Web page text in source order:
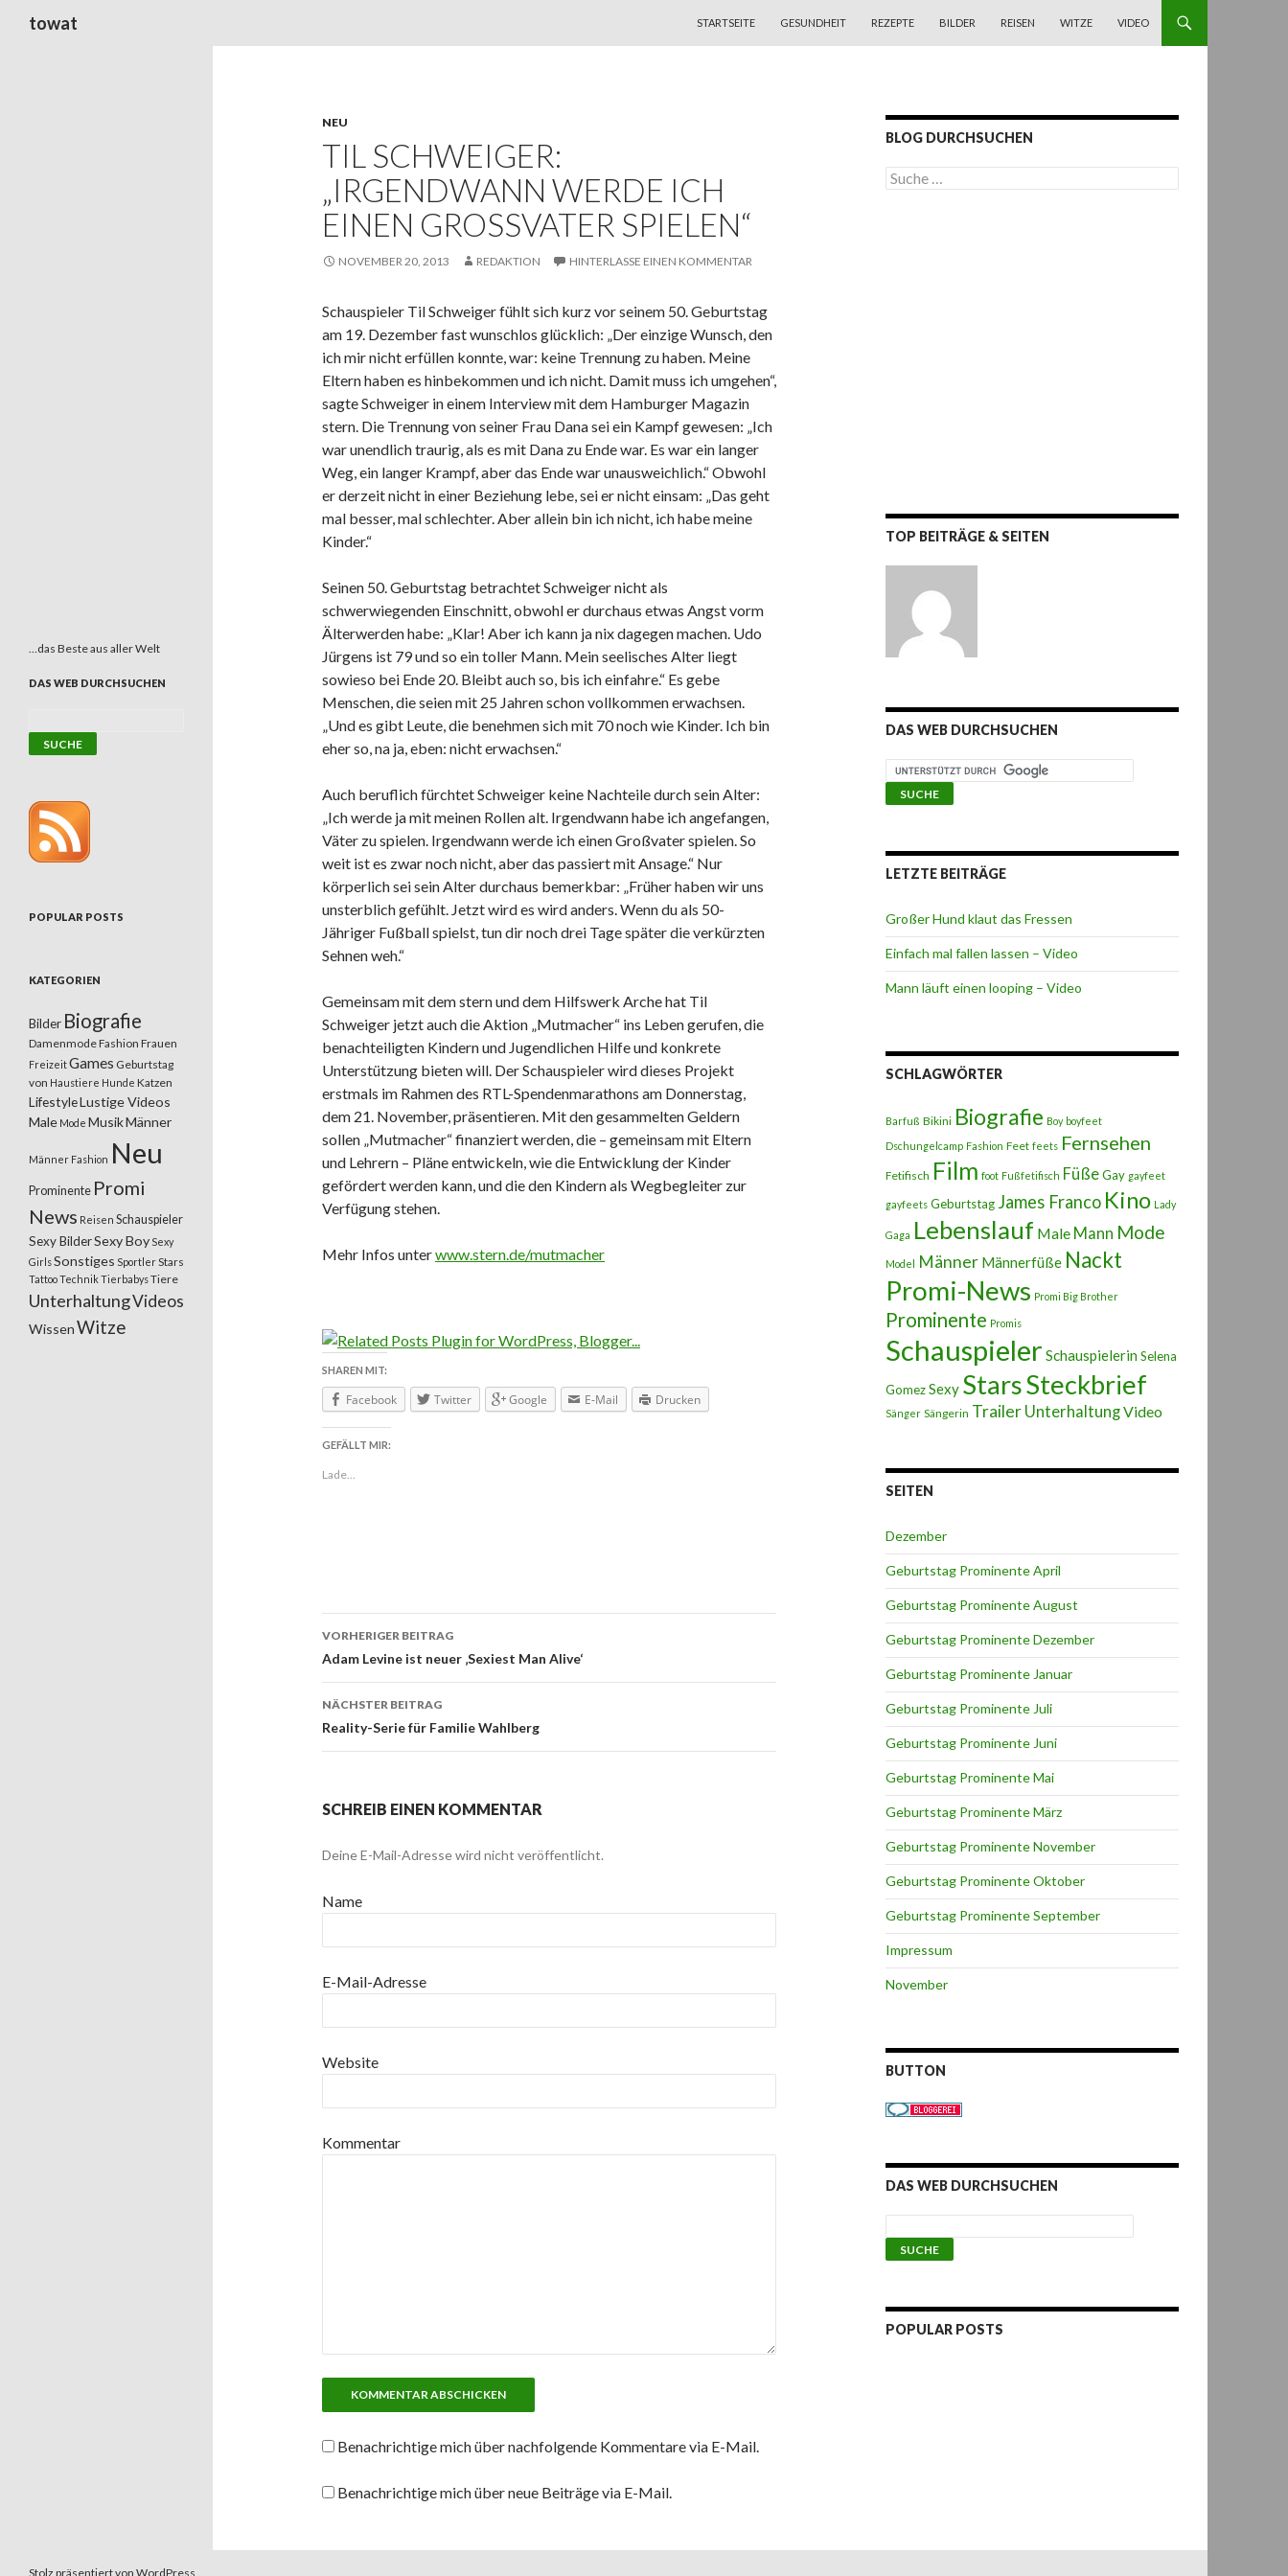
towat
STARTSEITE
GESUNDHEIT REZEPTE BILDER REISEN WITZE VIDEO
NEU
TIL SCHWEIGER:
„IRGENDWANN WERDE ICH
EINEN GROSSVATER SPIELEN“
NOVEMBER 20, 2013 REDAKTION HINTERLASSE EINEN KOMMENTAR
Schauspieler Til Schweiger fühlt sich kurz vor seinem 50. Geburtstag
am 19. Dezember fast wunschlos glücklich: „Der einzige Wunsch, den
ich mir nicht erfüllen konnte, war: keine Trennung zu haben. Meine
Eltern haben es hinbekommen und ich nicht. Damit muss ich umgehen“,
sagte Schweiger in einem Interview mit dem Hamburger Magazin
stern. Die Trennung von seiner Frau Dana sei ein Kampf gewesen: „Ich
war unendlich traurig, als es mit Dana zu Ende war. Es war ein langer
Weg, ein langer Krampf, aber das Ende war unausweichlich.“ Obwohl
er derzeit nicht in einer Beziehung lebe, sei er nicht einsam: „Das geht
mal besser, mal schlechter. Aber allein bin ich nicht, ich habe meine
Kinder.“
Seinen 50. Geburtstag betrachtet Schweiger nicht als
schwerwiegenden Einschnitt, obwohl er durchaus etwas Angst vorm
Älterwerden habe: „Klar! Aber ich kann ja nix dagegen machen. Udo
Jürgens ist 79 und so ein toller Mann. Mein seelisches Alter liegt
sowieso bei Ende 20. Bleibt auch so, bis ich einfahre.“ Es gebe
Menschen, die seien mit 25 Jahren schon vollkommen erwachsen.
„Und es gibt Leute, die benehmen sich mit 70 noch wie Kinder. Ich bin
eher so, na ja, eben: nicht erwachsen.“
Auch beruflich fürchtet Schweiger keine Nachteile durch sein Alter:
„Ich werde ja mit meinen Rollen alt. Irgendwann habe ich angefangen,
Väter zu spielen. Irgendwann werde ich einen Großvater spielen. So
weit ist es zwar noch nicht, aber das passiert mit Ansage.“ Nur
körperlich sei sein Alter durchaus bemerkbar: „Früher haben wir uns
unsterblich gefühlt. Jetzt wird es wird anders. Wenn du als 50-
Jähriger Fußball spielst, tun dir noch drei Tage später die verkürzten
Sehnen weh.“
Gemeinsam mit dem stern und dem Hilfswerk Arche hat Til
Schweiger jetzt auch die Aktion „Mutmacher“ ins Leben gerufen, die
benachteiligten Kindern und Jugendlichen Hilfe und konkrete
Unterstützung bieten will. Der Schauspieler wird dieses Projekt
erstmals im Rahmen des RTL-Spendenmarathons am Donnerstag,
dem 21. November, präsentieren. Mit den gesammelten Geldern
sollen „Mutmacher“ finanziert werden, die – gemeinsam mit Eltern
und Lehrern – Pläne entwickeln, wie die Entwicklung der Kinder
gefördert werden kann, und die den Kindern als Wegbegleiter zur
Verfügung stehen.
Mehr Infos unterwww.stern.de/mutmacher
SHAREN MIT:
Facebook Twitter Google E-Mail Drucken
GEFÄLLT MIR:
Lade...
Beitragsnavigation
VORHERIGER BEITRAG
Adam Levine ist neuer ‚Sexiest Man Alive‘
NÄCHSTER BEITRAG
Reality-Serie für Familie Wahlberg
SCHREIB EINEN KOMMENTAR
Deine E-Mail-Adresse wird nicht veröffentlicht.
Name
E-Mail-Adresse
Website
Kommentar
Benachrichtige mich über nachfolgende Kommentare via E-Mail.
Benachrichtige mich über neue Beiträge via E-Mail.
BLOG DURCHSUCHEN
S
u
TOP BEITRÄGE & SEITEN
DAS WEB DURCHSUCHEN
LETZTE BEITRÄGE
Großer Hund klaut das Fressen
Einfach mal fallen lassen – Video
Mann läuft einen looping – Video
SCHLAGWÖRTER
Barfuß Bikini Biografie Boy boyfeet
Dschungelcamp Fashion Feet feets Fernsehen
Fetifisch Film foot Fußfetifisch FüßeGay gayfeet
gayfeets Geburtstag James Franco Kino Lady
Gaga Lebenslauf Male Mann Mode
Model Männer Männerfüße Nackt
Promi-News Promi Big Brother
Prominente Promis
Schauspieler Schauspielerin Selena
GomezSexy StarsSteckbrief
Sänger Sängerin Trailer UnterhaltungVideo
SEITEN
Dezember
Geburtstag Prominente April
Geburtstag Prominente August
Geburtstag Prominente Dezember
Geburtstag Prominente Januar
Geburtstag Prominente Juli
Geburtstag Prominente Juni
Geburtstag Prominente Mai
Geburtstag Prominente März
Geburtstag Prominente November
Geburtstag Prominente Oktober
Geburtstag Prominente September
Impressum
November
BUTTON
DAS WEB DURCHSUCHEN
POPULAR POSTS
…das Beste aus aller Welt
DAS WEB DURCHSUCHEN
POPULAR POSTS
KATEGORIEN
Bilder Biografie
DamenmodeFashion Frauen
FreizeitGames Geburtstag
von Haustiere Hunde Katzen
LifestyleLustige Videos
Male Mode MusikMänner
Männer Fashion Neu
Prominente Promi
News Reisen Schauspieler
Sexy BilderSexy Boy Sexy
GirlsSonstiges SportlerStars
TattooTechnikTierbabysTiere
UnterhaltungVideos
WissenWitze
Stolz präsentiert von WordPress